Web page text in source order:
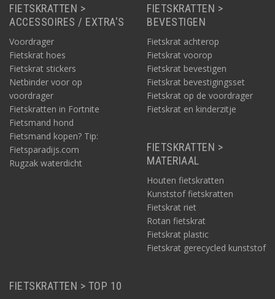
FIETSKRATTEN >
ACCESSOIRES / EXTRA'S
Voordrager
Fietskrat hoes
Fietskrat stickers
Netbinder voor op
voordrager
Fietskratten in Fortnite
Fietsmand hond
Fietsmand kopen? Tip:
Fietsparadijs.com
Rugzak waterdicht
FIETSKRATTEN >
BEVESTIGEN
Fietskrat achterop
Fietskrat voorop
Fietskrat bevestigen
Fietskrat bevestigingsset
Fietskrat op de voordrager
Fietskrat en kinderzitje
FIETSKRATTEN >
MATERIAAL
Houten fietskratten
Kunststof fietskratten
Fietskrat riet
Rotan fietskrat
Fietskrat plastic
Fietskrat gerecycled kunststof
FIETSKRATTEN > TOP 10